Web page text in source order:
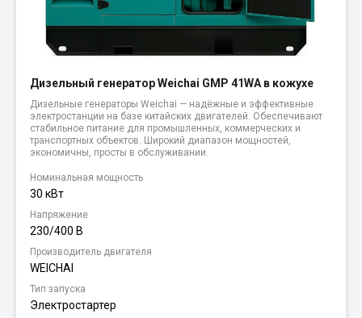
Дизельный генератор Weichai GMP 41WA в кожухе
Дизельные генераторы Weichai — надёжные и эффективные
электростанции на базе китайских двигателей. Обеспечивают
стабильное питание для промышленных, коммерческих и
транспортных объектов. Широкий диапазон мощностей,
экономичны, просты в обслуживании.
Номинальная мощность
30 кВт
Напряжение
230/400 В
Производитель двигателя
WEICHAI
Тип запуска
Электростартер